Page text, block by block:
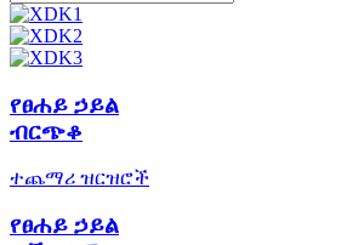
የፀሐይ ኃይል
ብርጭቆ
ተጨማሪ ዝርዝሮች
የፀሐይ ኃይል